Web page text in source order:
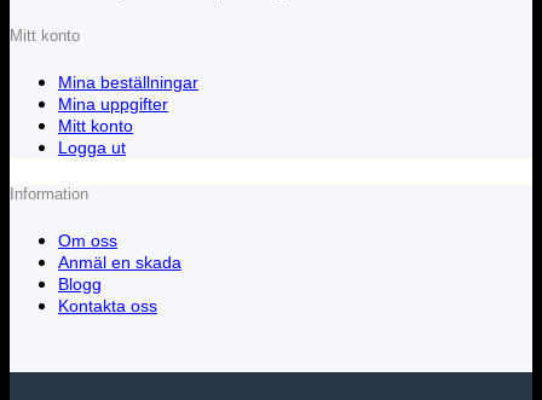
Mitt konto
Mina beställningar
Mina uppgifter
Mitt konto
Logga ut
Information
Om oss
Anmäl en skada
Blogg
Kontakta oss